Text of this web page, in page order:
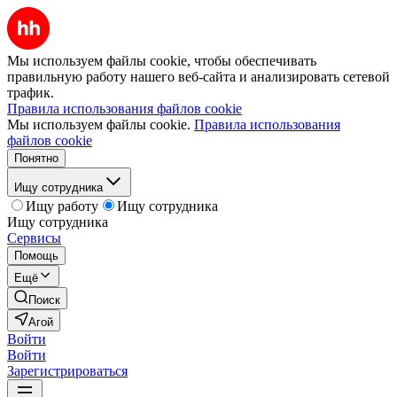
Мы используем файлы cookie, чтобы обеспечивать
правильную работу нашего веб-сайта и анализировать сетевой
трафик.
Правила использования файлов cookie
Мы используем файлы cookie. Правила использования
файлов cookie
Понятно
Ищу сотрудника
Ищу работу
Ищу сотрудника
Ищу сотрудника
Сервисы
Помощь
Ещё
Поиск
Агой
Войти
Войти
Зарегистрироваться